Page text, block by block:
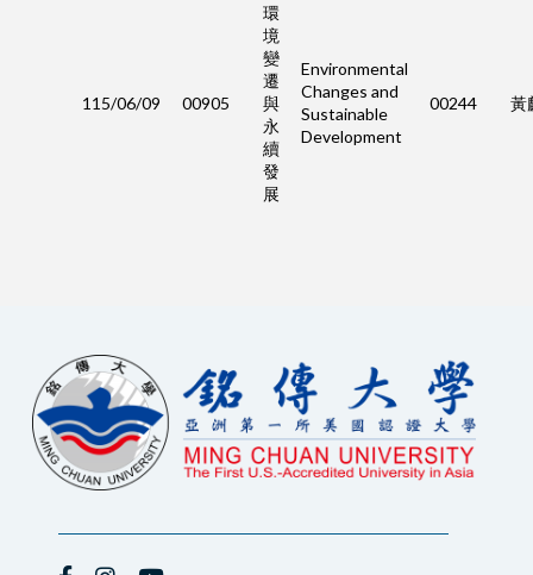
115/06/09 00905
環
境
變
遷
與
永
續
發
展
Environmental
Changes and
Sustainable
Development
00244 黃